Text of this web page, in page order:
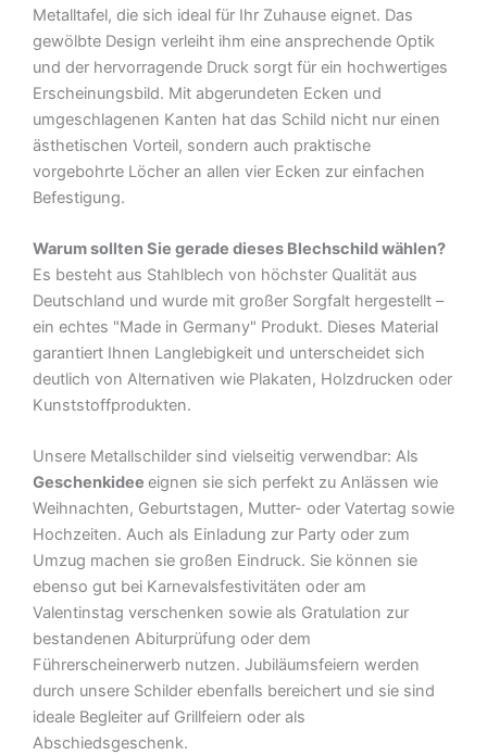
Metalltafel, die sich ideal für Ihr Zuhause eignet. Das
gewölbte Design verleiht ihm eine ansprechende Optik
und der hervorragende Druck sorgt für ein hochwertiges
Erscheinungsbild. Mit abgerundeten Ecken und
umgeschlagenen Kanten hat das Schild nicht nur einen
ästhetischen Vorteil, sondern auch praktische
vorgebohrte Löcher an allen vier Ecken zur einfachen
Befestigung.
Warum sollten Sie gerade dieses Blechschild wählen?
Es besteht aus Stahlblech von höchster Qualität aus
Deutschland und wurde mit großer Sorgfalt hergestellt –
ein echtes "Made in Germany" Produkt. Dieses Material
garantiert Ihnen Langlebigkeit und unterscheidet sich
deutlich von Alternativen wie Plakaten, Holzdrucken oder
Kunststoffprodukten.
Unsere Metallschilder sind vielseitig verwendbar: Als
Geschenkidee eignen sie sich perfekt zu Anlässen wie
Weihnachten, Geburtstagen, Mutter- oder Vatertag sowie
Hochzeiten. Auch als Einladung zur Party oder zum
Umzug machen sie großen Eindruck. Sie können sie
ebenso gut bei Karnevalsfestivitäten oder am
Valentinstag verschenken sowie als Gratulation zur
bestandenen Abiturprüfung oder dem
Führerscheinerwerb nutzen. Jubiläumsfeiern werden
durch unsere Schilder ebenfalls bereichert und sie sind
ideale Begleiter auf Grillfeiern oder als
Abschiedsgeschenk.